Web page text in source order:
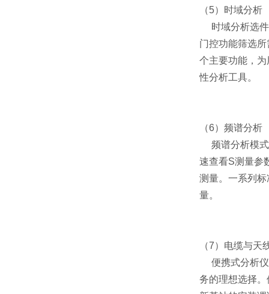
（5）时域分析
时域分析选件
门控功能筛选
个主要功能，
性分析工具。
（6）频谱分析
频谱分析模式
速查看S测量参
测量。一系列
量。
（7）电缆与天
便携式分析仪
务的理想选择